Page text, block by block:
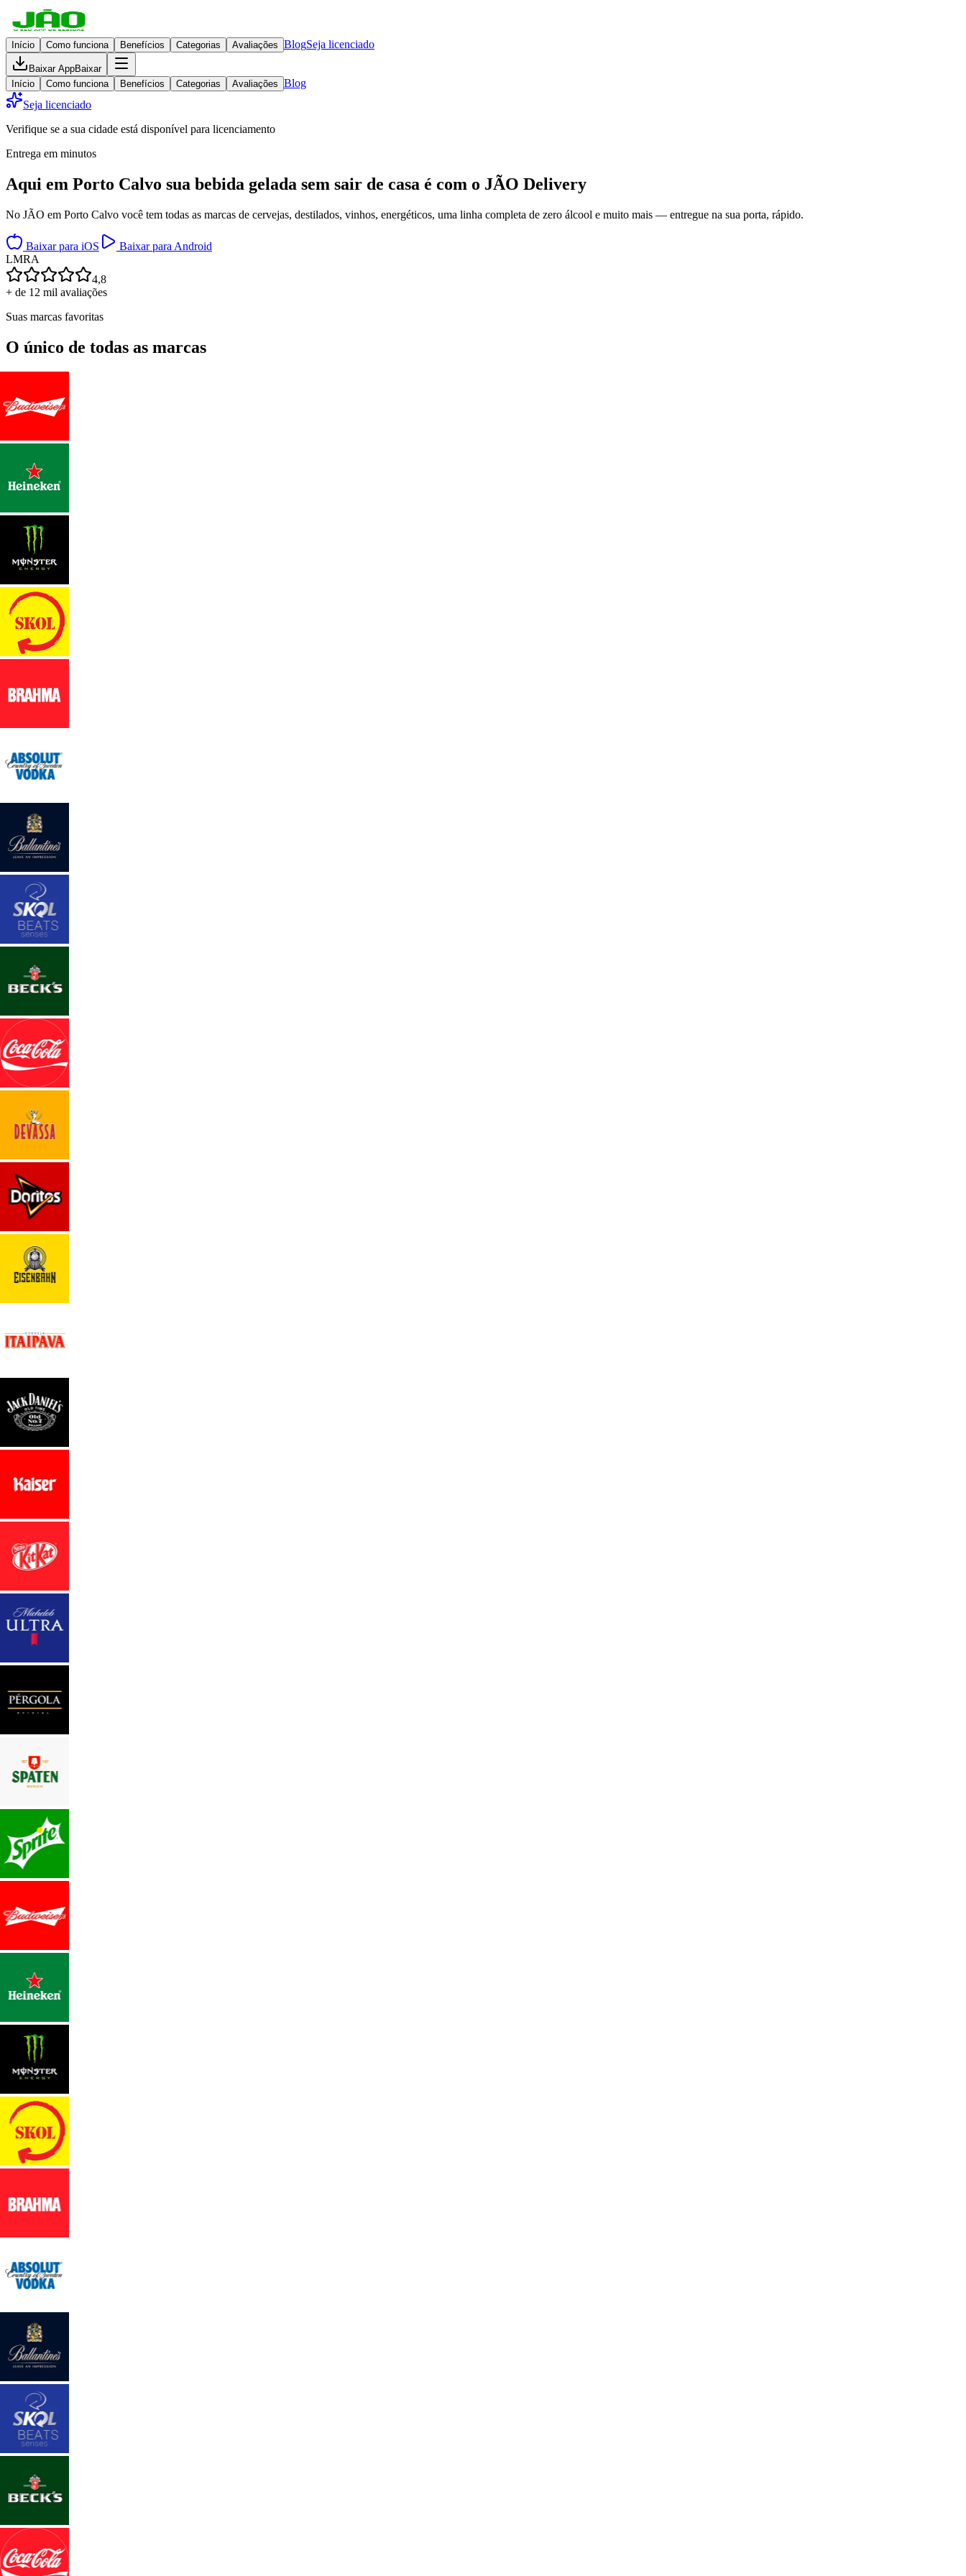
Início Como funciona Benefícios Categorias Avaliações BlogSeja licenciado
Baixar AppBaixar
Início
Como funciona Benefícios Categorias Avaliações Blog
Seja licenciado
Verifique se a sua cidade está disponível para licenciamento
Entrega em minutos
Aqui em Porto Calvo sua bebida gelada sem sair de casa é com o JÃO Delivery
No JÃO em Porto Calvo você tem todas as marcas de cervejas, destilados, vinhos, energéticos, uma linha completa de zero álcool e muito mais — entregue na sua porta, rápido.
Baixar para iOS
Baixar para Android
LMRA
4,8
+ de 12 mil avaliações
Suas marcas favoritas
O único de todas as marcas